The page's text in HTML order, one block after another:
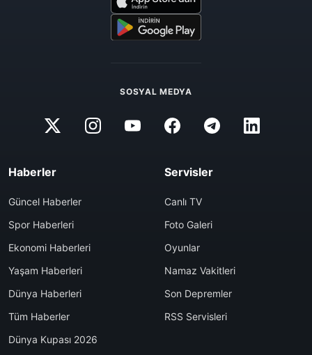
SOSYAL MEDYA
Haberler
Güncel Haberler
Spor Haberleri
Ekonomi Haberleri
Yaşam Haberleri
Dünya Haberleri
Tüm Haberler
Dünya Kupası 2026
Servisler
Canlı TV
Foto Galeri
Oyunlar
Namaz Vakitleri
Son Depremler
RSS Servisleri